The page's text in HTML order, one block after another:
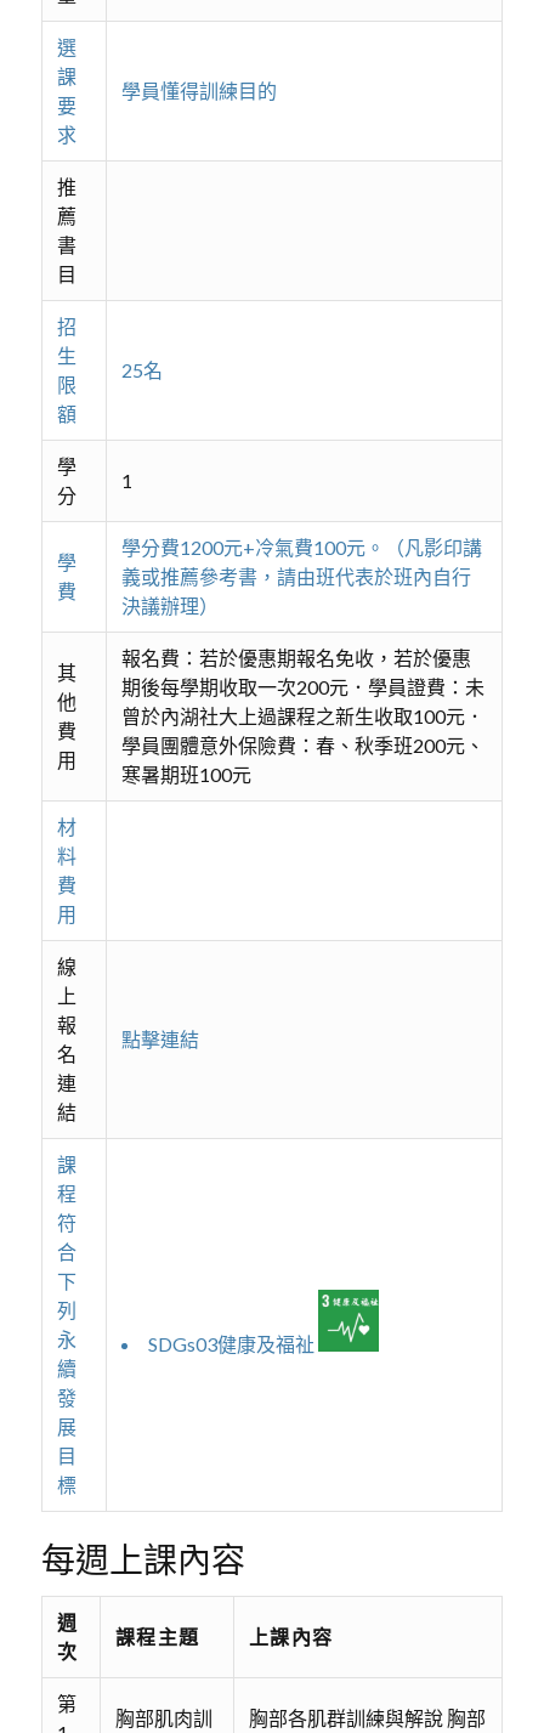
選
課
要
求
學員懂得訓練目的
推
薦
書
目
招
生
限
額
25名
學
分
1
學
費
學分費1200元+冷氣費100元。（凡影印講
義或推薦參考書，請由班代表於班內自行
決議辦理）
其
他
費
用
報名費：若於優惠期報名免收，若於優惠
期後每學期收取一次200元．學員證費：未
曾於內湖社大上過課程之新生收取100元．
學員團體意外保險費：春、秋季班200元、
寒暑期班100元
材
料
費
用
線
上
報
名
連
結
點擊連結
課
程
符
合
下
列
永
續
發
展
目
標
SDGs03健康及福祉
每週上課內容
週
次
課程主題 上課內容
第
胸部肌肉訓
胸部各肌群訓練與解說 胸部